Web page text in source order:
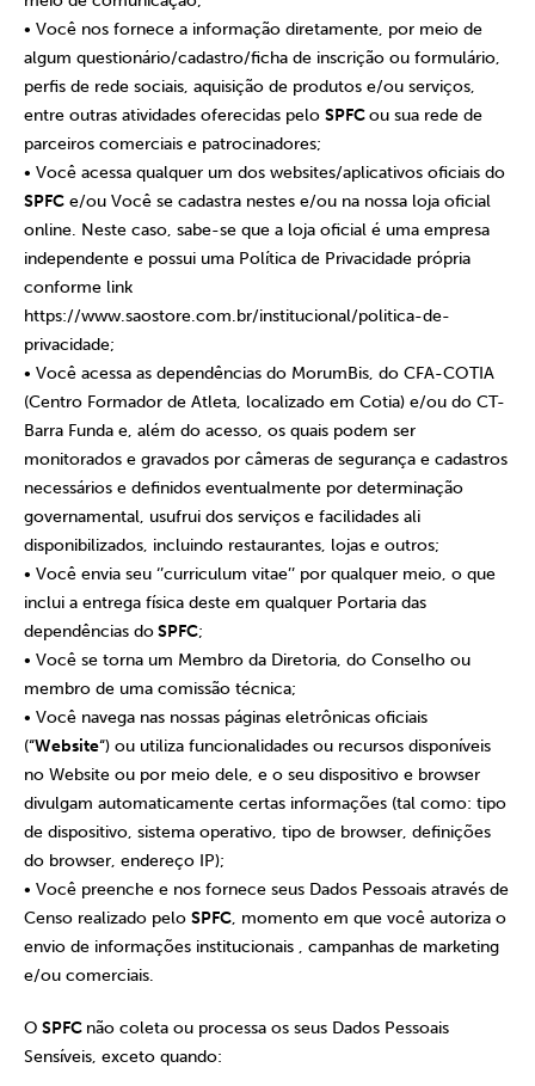
• Você nos fornece a informação diretamente, por meio de
algum questionário/cadastro/ficha de inscrição ou formulário,
perfis de rede sociais, aquisição de produtos e/ou serviços,
entre outras atividades oferecidas pelo SPFCou sua rede de
parceiros comerciais e patrocinadores;
• Você acessa qualquer um dos websites/aplicativos oficiais do
SPFC e/ou Você se cadastra nestes e/ou na nossa loja oficial
online. Neste caso, sabe-se que a loja oficial é uma empresa
independente e possui uma Política de Privacidade própria
conforme link
https://www.saostore.com.br/institucional/politica-de-
privacidade;
• Você acessa as dependências do MorumBis, do CFA-COTIA
(Centro Formador de Atleta, localizado em Cotia) e/ou do CT-
Barra Funda e, além do acesso, os quais podem ser
monitorados e gravados por câmeras de segurança e cadastros
necessários e definidos eventualmente por determinação
governamental, usufrui dos serviços e facilidades ali
disponibilizados, incluindo restaurantes, lojas e outros;
• Você envia seu ‘’curriculum vitae’’ por qualquer meio, o que
inclui a entrega física deste em qualquer Portaria das
dependências doSPFC;
• Você se torna um Membro da Diretoria, do Conselho ou
membro de uma comissão técnica;
• Você navega nas nossas páginas eletrônicas oficiais
(“Website“) ou utiliza funcionalidades ou recursos disponíveis
no Website ou por meio dele, e o seu dispositivo e browser
divulgam automaticamente certas informações (tal como: tipo
de dispositivo, sistema operativo, tipo de browser, definições
do browser, endereço IP);
• Você preenche e nos fornece seus Dados Pessoais através de
Censo realizado pelo SPFC, momento em que você autoriza o
envio de informações institucionais , campanhas de marketing
e/ou comerciais.
O SPFC não coleta ou processa os seus Dados Pessoais
Sensíveis, exceto quando: